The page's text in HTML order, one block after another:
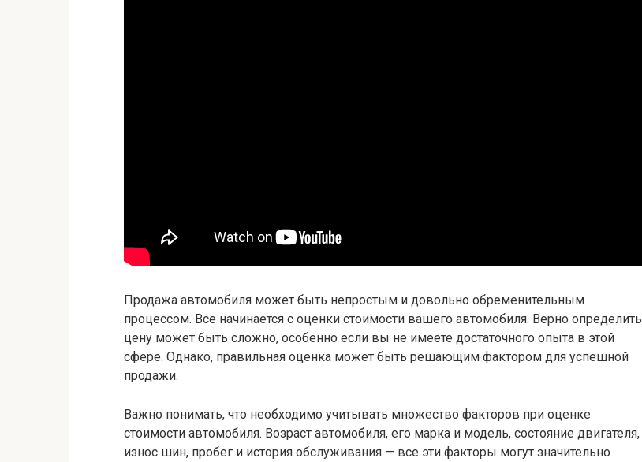
Продажа автомобиля может быть непростым и довольно обременительным
процессом. Все начинается с оценки стоимости вашего автомобиля. Верно определить
цену может быть сложно, особенно если вы не имеете достаточного опыта в этой
сфере. Однако, правильная оценка может быть решающим фактором для успешной
продажи.
Важно понимать, что необходимо учитывать множество факторов при оценке
стоимости автомобиля. Возраст автомобиля, его марка и модель, состояние двигателя,
износ шин, пробег и история обслуживания — все эти факторы могут значительно